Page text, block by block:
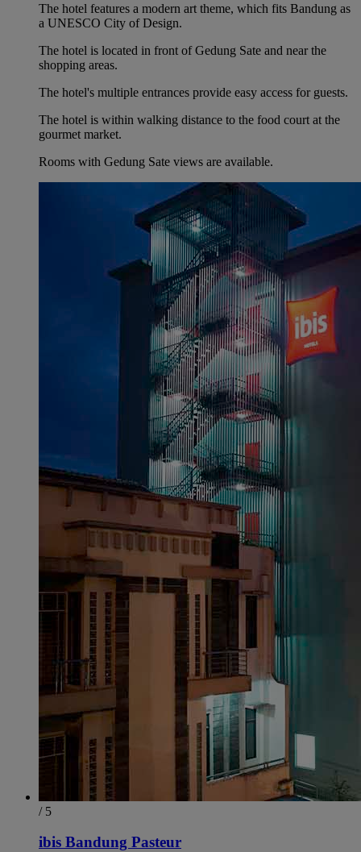
The hotel features a modern art theme, which fits Bandung as
a UNESCO City of Design.
The hotel is located in front of Gedung Sate and near the
shopping areas.
The hotel's multiple entrances provide easy access for guests.
The hotel is within walking distance to the food court at the
gourmet market.
Rooms with Gedung Sate views are available.
/ 5
ibis Bandung Pasteur